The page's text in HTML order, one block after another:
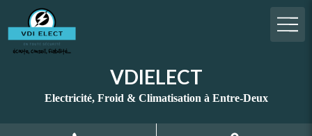
VDIELECT
Electricité, Froid & Climatisation à Entre-Deux